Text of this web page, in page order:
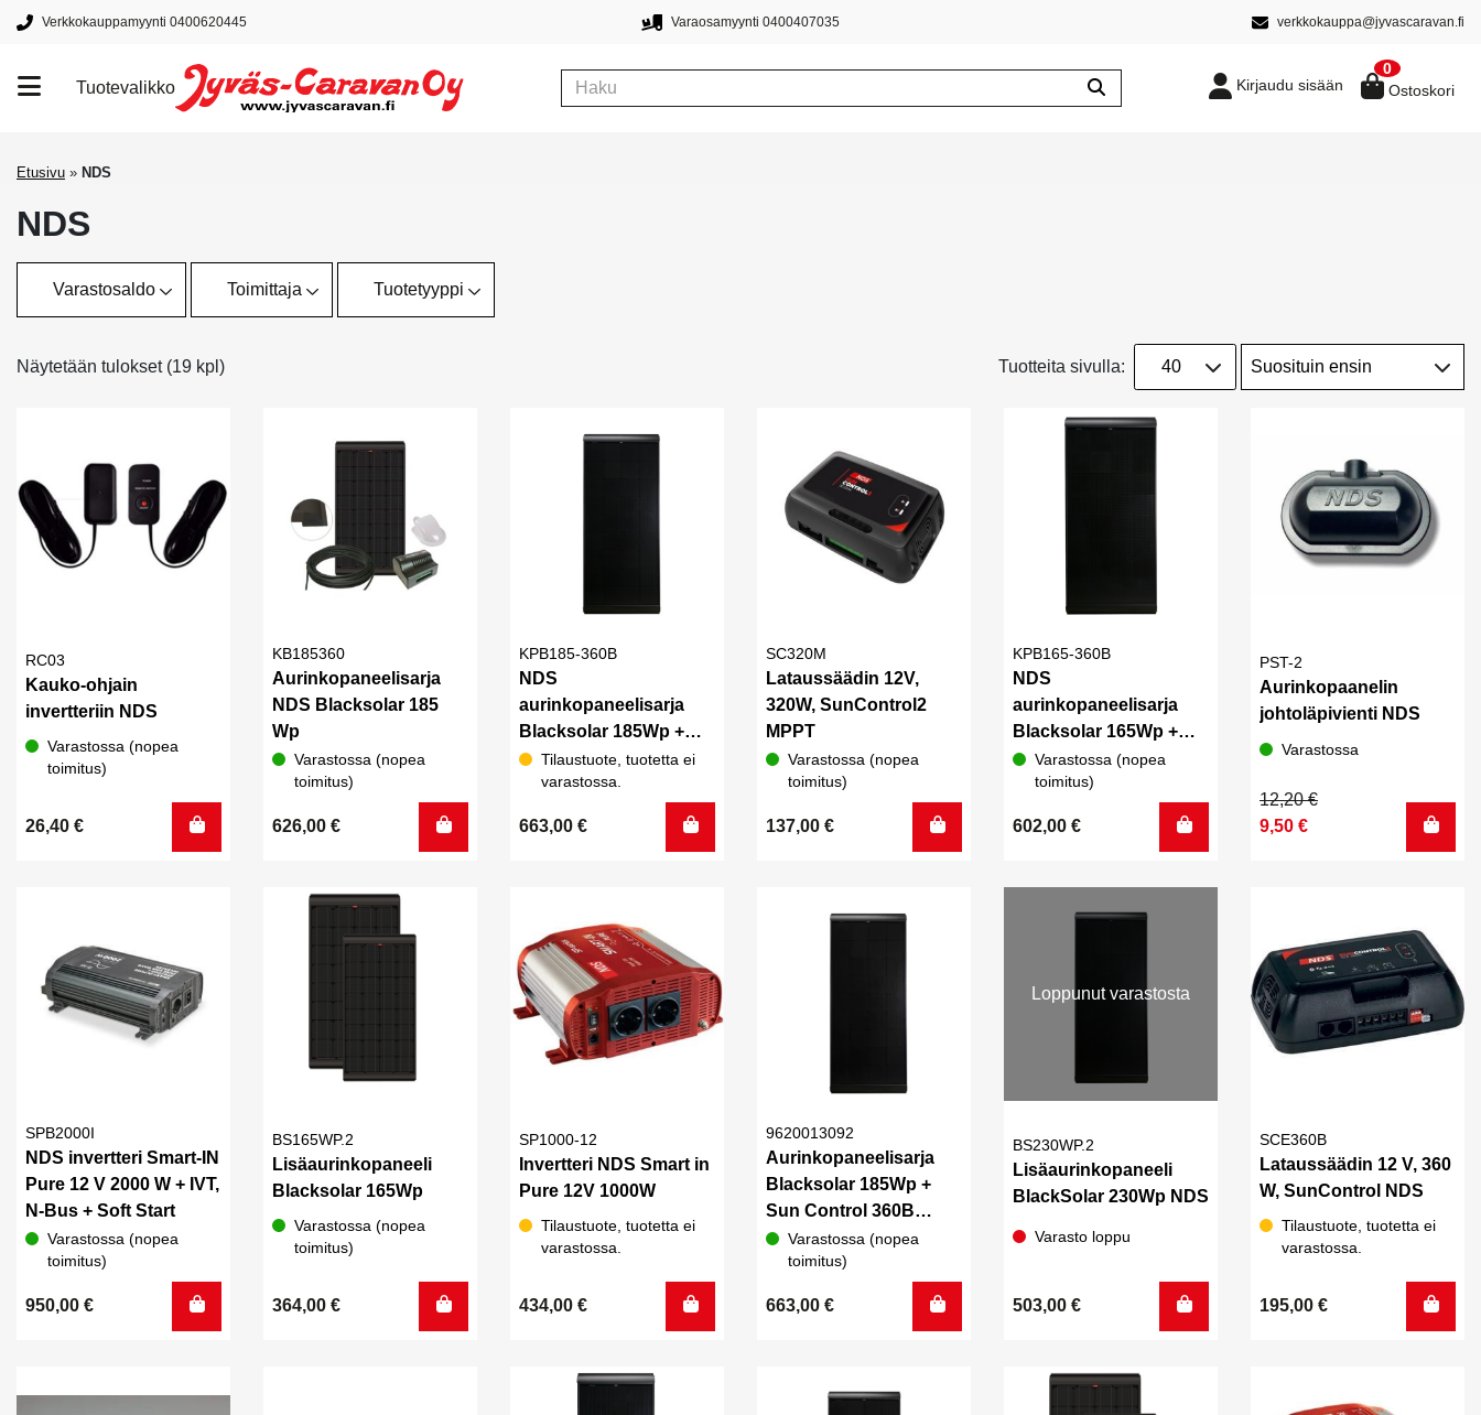
Verkkokauppamyynti 0400620445 Varaosamyynti 0400407035 verkkokauppa@jyvascaravan.fi
Tuotemerkit
Tuotevalikko Kirjaudu sisään
0
Ostoskori
Etusivu » NDS
NDS
Varastosaldo Toimittaja Tuotetyyppi
Näytetään tulokset (19 kpl) Tuotteita sivulla:
RC03
Kauko-ohjain
invertteriin NDS
Varastossa (nopea
toimitus)
26,40 €
KB185360
Aurinkopaneelisarja
NDS Blacksolar 185
Wp
Varastossa (nopea
toimitus)
626,00 €
KPB185-360B
NDS
aurinkopaneelisarja
Blacksolar 185Wp +
Sun Control 360B
MPPT Bluetooth, NBus
Tilaustuote, tuotetta ei
varastossa.
663,00 €
SC320M
Lataussäädin 12V,
320W, SunControl2
MPPT
Varastossa (nopea
toimitus)
137,00 €
KPB165-360B
NDS
aurinkopaneelisarja
Blacksolar 165Wp +
Sun Control 360B
MPPT Bluetooth, NBus
Varastossa (nopea
toimitus)
602,00 €
PST-2
Aurinkopaanelin
johtoläpivienti NDS
Varastossa
12,20€
Alkuperäinen
hinta
9,50 €
Nykyinen
hinta
SPB2000I
NDS invertteri Smart-IN
Pure 12 V 2000 W + IVT,
N-Bus + Soft Start
Varastossa (nopea
toimitus)
950,00 €
BS165WP.2
Lisäaurinkopaneeli
Blacksolar 165Wp
Varastossa (nopea
toimitus)
364,00 €
SP1000-12
Invertteri NDS Smart in
Pure 12V 1000W
Tilaustuote, tuotetta ei
varastossa.
434,00 €
9620013092
Aurinkopaneelisarja
Blacksolar 185Wp +
Sun Control 360B
MPPT Bluetooth, NBus
Varastossa (nopea
toimitus)
663,00 €
Loppunut varastosta
BS230WP.2
Lisäaurinkopaneeli
BlackSolar 230Wp NDS
Varasto loppu
503,00 €
SCE360B
Lataussäädin 12 V, 360
W, SunControl NDS
Tilaustuote, tuotetta ei
varastossa.
195,00 €